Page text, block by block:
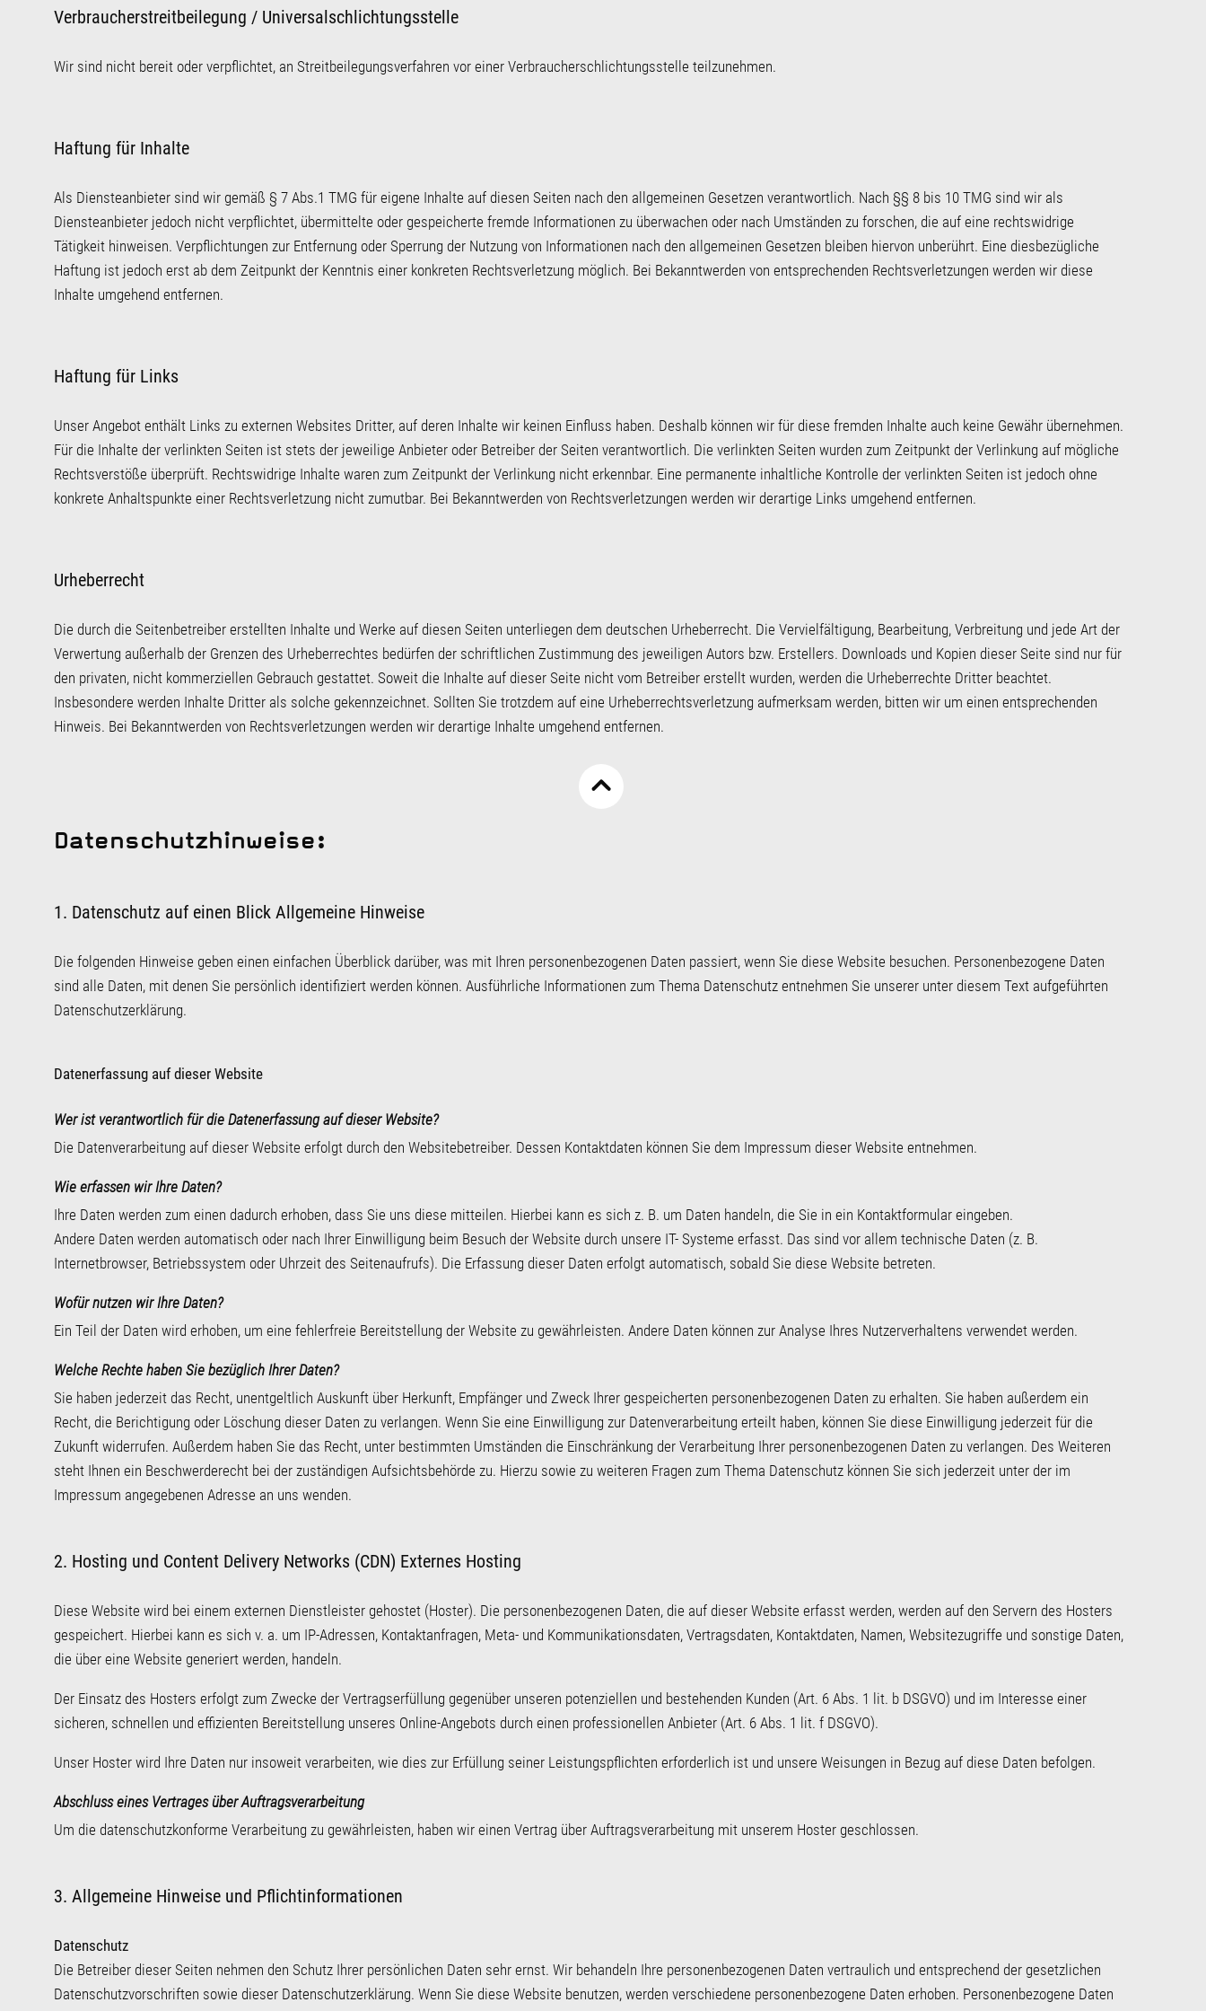
Verbraucherstreitbeilegung / Universalschlichtungsstelle
Wir sind nicht bereit oder verpflichtet, an Streitbeilegungsverfahren vor einer Verbraucherschlichtungsstelle teilzunehmen.
Haftung für Inhalte
Als Diensteanbieter sind wir gemäß § 7 Abs.1 TMG für eigene Inhalte auf diesen Seiten nach den allgemeinen Gesetzen verantwortlich. Nach §§ 8 bis 10 TMG sind wir als
Diensteanbieter jedoch nicht verpflichtet, übermittelte oder gespeicherte fremde Informationen zu überwachen oder nach Umständen zu forschen, die auf eine rechtswidrige
Tätigkeit hinweisen. Verpflichtungen zur Entfernung oder Sperrung der Nutzung von Informationen nach den allgemeinen Gesetzen bleiben hiervon unberührt. Eine diesbezügliche
Haftung ist jedoch erst ab dem Zeitpunkt der Kenntnis einer konkreten Rechtsverletzung möglich. Bei Bekanntwerden von entsprechenden Rechtsverletzungen werden wir diese
Inhalte umgehend entfernen.
Haftung für Links
Unser Angebot enthält Links zu externen Websites Dritter, auf deren Inhalte wir keinen Einfluss haben. Deshalb können wir für diese fremden Inhalte auch keine Gewähr übernehmen.
Für die Inhalte der verlinkten Seiten ist stets der jeweilige Anbieter oder Betreiber der Seiten verantwortlich. Die verlinkten Seiten wurden zum Zeitpunkt der Verlinkung auf mögliche
Rechtsverstöße überprüft. Rechtswidrige Inhalte waren zum Zeitpunkt der Verlinkung nicht erkennbar. Eine permanente inhaltliche Kontrolle der verlinkten Seiten ist jedoch ohne
konkrete Anhaltspunkte einer Rechtsverletzung nicht zumutbar. Bei Bekanntwerden von Rechtsverletzungen werden wir derartige Links umgehend entfernen.
Urheberrecht
Die durch die Seitenbetreiber erstellten Inhalte und Werke auf diesen Seiten unterliegen dem deutschen Urheberrecht. Die Vervielfältigung, Bearbeitung, Verbreitung und jede Art der
Verwertung außerhalb der Grenzen des Urheberrechtes bedürfen der schriftlichen Zustimmung des jeweiligen Autors bzw. Erstellers. Downloads und Kopien dieser Seite sind nur für
den privaten, nicht kommerziellen Gebrauch gestattet. Soweit die Inhalte auf dieser Seite nicht vom Betreiber erstellt wurden, werden die Urheberrechte Dritter beachtet.
Insbesondere werden Inhalte Dritter als solche gekennzeichnet. Sollten Sie trotzdem auf eine Urheberrechtsverletzung aufmerksam werden, bitten wir um einen entsprechenden
Hinweis. Bei Bekanntwerden von Rechtsverletzungen werden wir derartige Inhalte umgehend entfernen.
Datenschutzhinweise:
1. Datenschutz auf einen Blick Allgemeine Hinweise
Die folgenden Hinweise geben einen einfachen Überblick darüber, was mit Ihren personenbezogenen Daten passiert, wenn Sie diese Website besuchen. Personenbezogene Daten
sind alle Daten, mit denen Sie persönlich identifiziert werden können. Ausführliche Informationen zum Thema Datenschutz entnehmen Sie unserer unter diesem Text aufgeführten
Datenschutzerklärung.
Datenerfassung auf dieser Website
Wer ist verantwortlich für die Datenerfassung auf dieser Website?
Die Datenverarbeitung auf dieser Website erfolgt durch den Websitebetreiber. Dessen Kontaktdaten können Sie dem Impressum dieser Website entnehmen.
Wie erfassen wir Ihre Daten?
Ihre Daten werden zum einen dadurch erhoben, dass Sie uns diese mitteilen. Hierbei kann es sich z. B. um Daten handeln, die Sie in ein Kontaktformular eingeben.
Andere Daten werden automatisch oder nach Ihrer Einwilligung beim Besuch der Website durch unsere IT- Systeme erfasst. Das sind vor allem technische Daten (z. B.
Internetbrowser, Betriebssystem oder Uhrzeit des Seitenaufrufs). Die Erfassung dieser Daten erfolgt automatisch, sobald Sie diese Website betreten.
Wofür nutzen wir Ihre Daten?
Ein Teil der Daten wird erhoben, um eine fehlerfreie Bereitstellung der Website zu gewährleisten. Andere Daten können zur Analyse Ihres Nutzerverhaltens verwendet werden.
Welche Rechte haben Sie bezüglich Ihrer Daten?
Sie haben jederzeit das Recht, unentgeltlich Auskunft über Herkunft, Empfänger und Zweck Ihrer gespeicherten personenbezogenen Daten zu erhalten. Sie haben außerdem ein
Recht, die Berichtigung oder Löschung dieser Daten zu verlangen. Wenn Sie eine Einwilligung zur Datenverarbeitung erteilt haben, können Sie diese Einwilligung jederzeit für die
Zukunft widerrufen. Außerdem haben Sie das Recht, unter bestimmten Umständen die Einschränkung der Verarbeitung Ihrer personenbezogenen Daten zu verlangen. Des Weiteren
steht Ihnen ein Beschwerderecht bei der zuständigen Aufsichtsbehörde zu. Hierzu sowie zu weiteren Fragen zum Thema Datenschutz können Sie sich jederzeit unter der im
Impressum angegebenen Adresse an uns wenden.
2. Hosting und Content Delivery Networks (CDN) Externes Hosting
Diese Website wird bei einem externen Dienstleister gehostet (Hoster). Die personenbezogenen Daten, die auf dieser Website erfasst werden, werden auf den Servern des Hosters
gespeichert. Hierbei kann es sich v. a. um IP-Adressen, Kontaktanfragen, Meta- und Kommunikationsdaten, Vertragsdaten, Kontaktdaten, Namen, Websitezugriffe und sonstige Daten,
die über eine Website generiert werden, handeln.
Der Einsatz des Hosters erfolgt zum Zwecke der Vertragserfüllung gegenüber unseren potenziellen und bestehenden Kunden (Art. 6 Abs. 1 lit. b DSGVO) und im Interesse einer
sicheren, schnellen und effizienten Bereitstellung unseres Online-Angebots durch einen professionellen Anbieter (Art. 6 Abs. 1 lit. f DSGVO).
Unser Hoster wird Ihre Daten nur insoweit verarbeiten, wie dies zur Erfüllung seiner Leistungspflichten erforderlich ist und unsere Weisungen in Bezug auf diese Daten befolgen.
Abschluss eines Vertrages über Auftragsverarbeitung
Um die datenschutzkonforme Verarbeitung zu gewährleisten, haben wir einen Vertrag über Auftragsverarbeitung mit unserem Hoster geschlossen.
3. Allgemeine Hinweise und Pflichtinformationen
Datenschutz
Die Betreiber dieser Seiten nehmen den Schutz Ihrer persönlichen Daten sehr ernst. Wir behandeln Ihre personenbezogenen Daten vertraulich und entsprechend der gesetzlichen
Datenschutzvorschriften sowie dieser Datenschutzerklärung. Wenn Sie diese Website benutzen, werden verschiedene personenbezogene Daten erhoben. Personenbezogene Daten